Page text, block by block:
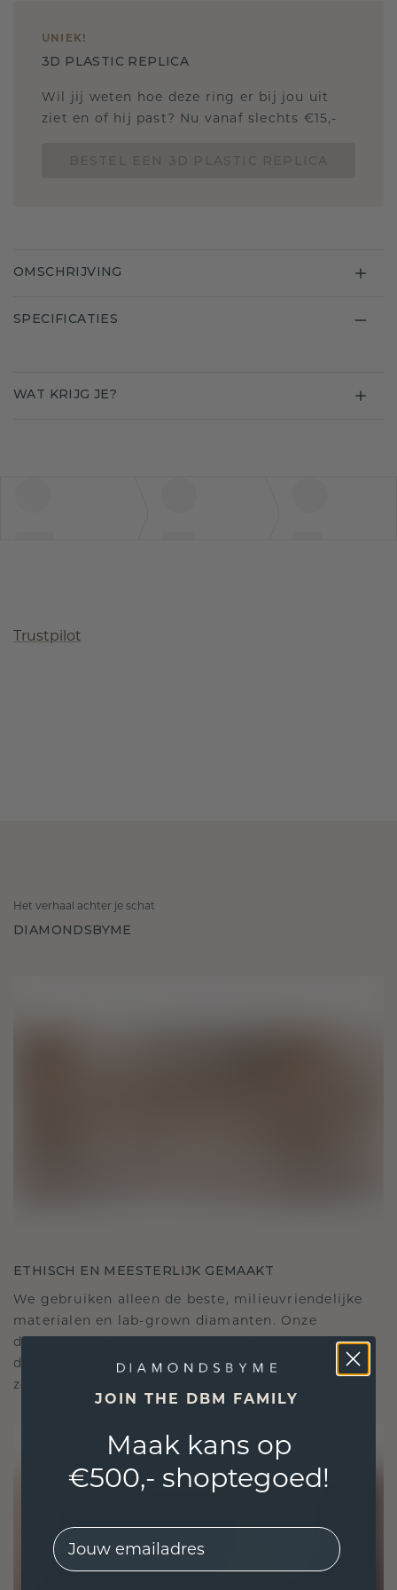
UNIEK!
3D PLASTIC REPLICA
Wil jij weten hoe deze ring er bij jou uit
ziet en of hij past? Nu vanaf slechts €15,-
OMSCHRIJVING
SPECIFICATIES
WAT KRIJG JE?
Trustpilot
Het verhaal achter je schat
DIAMONDSBYME
ETHISCH EN MEESTERLIJK GEMAAKT
We gebruiken alleen de beste, milieuvriendelijke
materialen en lab-grown diamanten. Onze
deskundige goudsmeden combineren
duurzaamheid met ongeëvenaard vakmanschap,
zodat je sieraden zowel ethisch als prachtig zijn.
JOIN THE DBM FAMILY
Maak kans op
€500,- shoptegoed!
EMail